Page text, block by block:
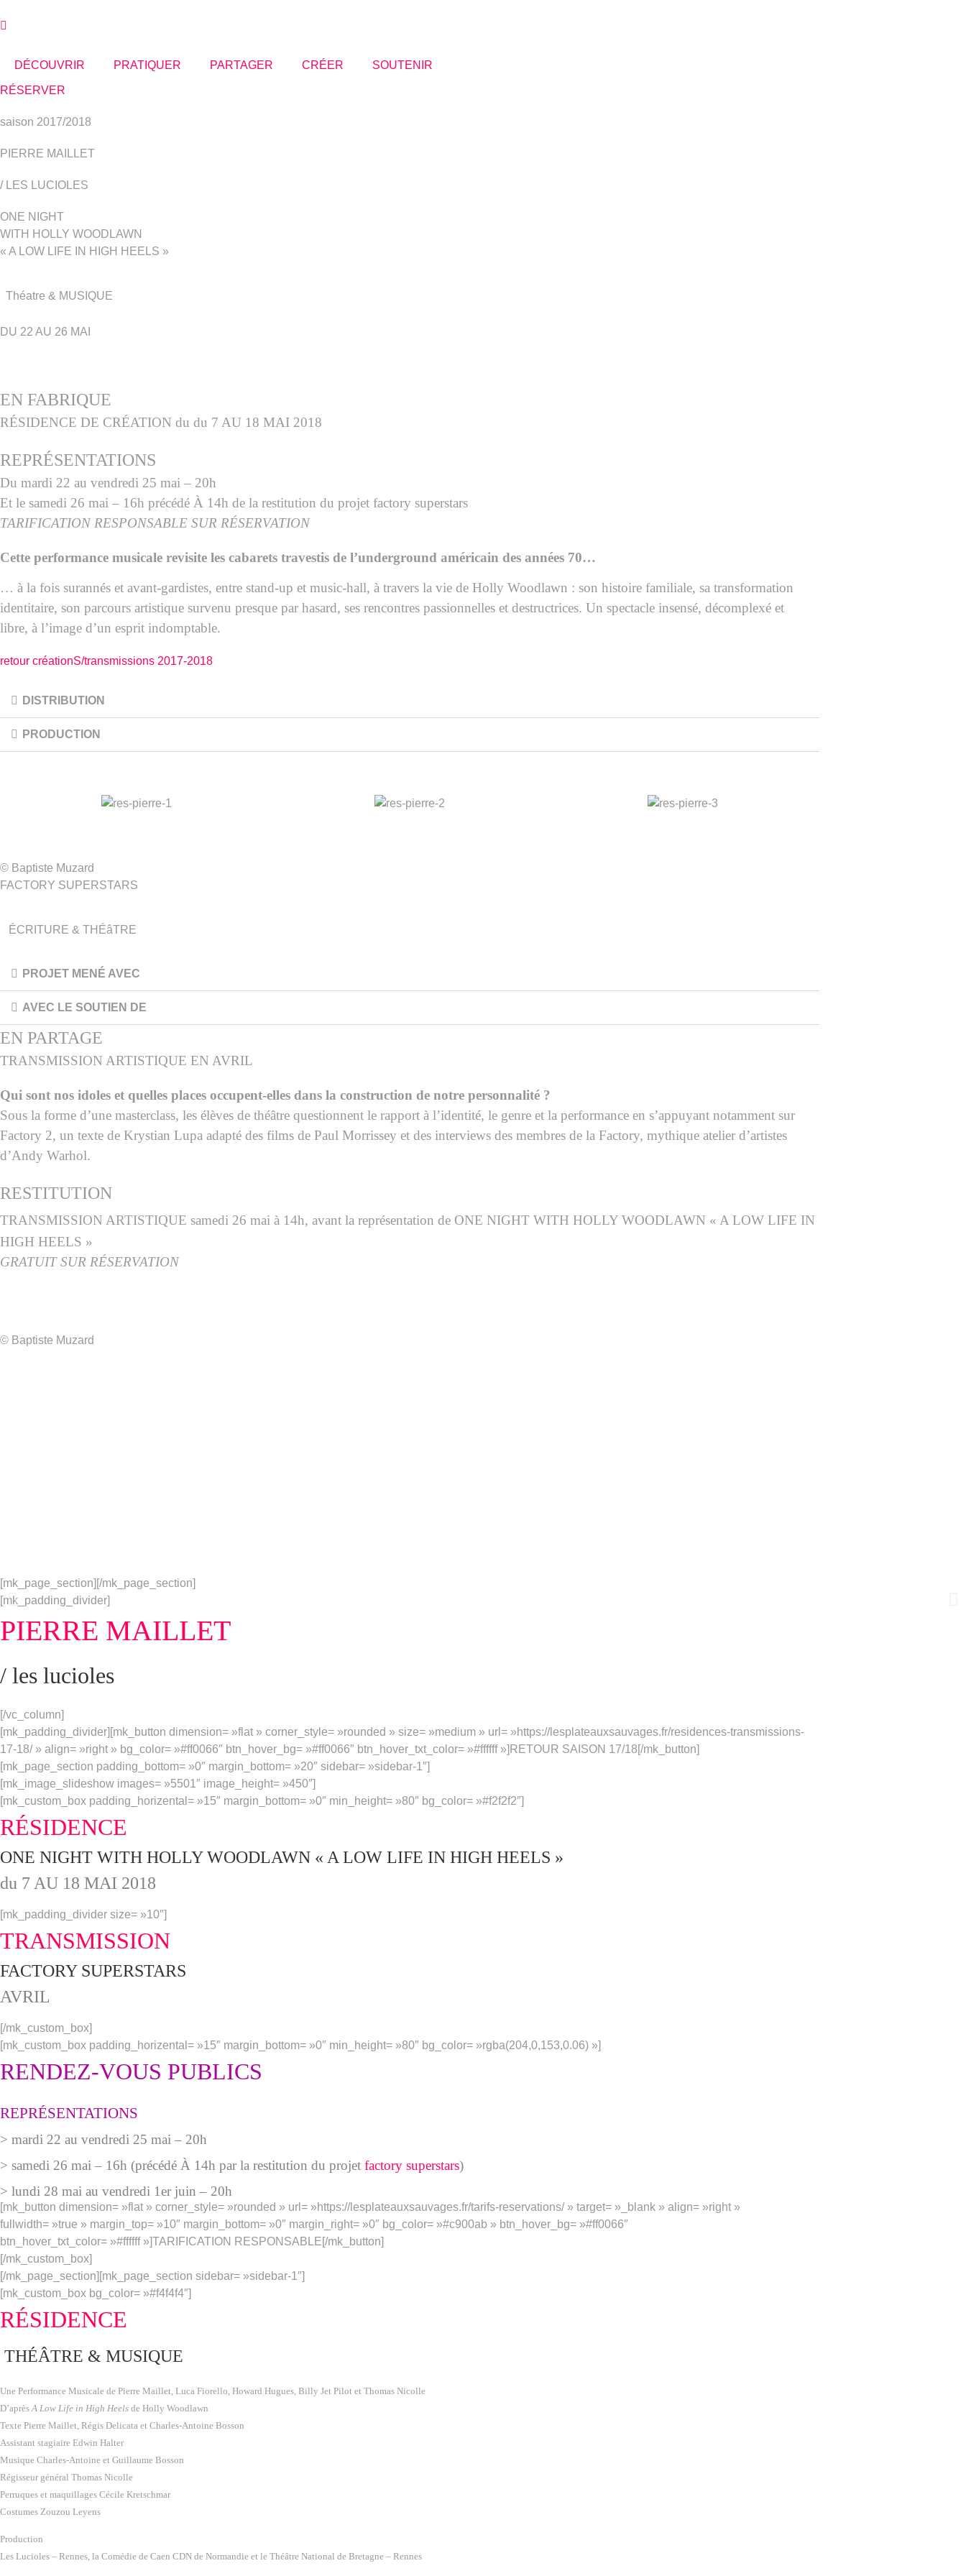
au
DÉCOUVRIR
PRATIQUER PARTAGER CRÉER SOUTENIR
RÉSERVER
saison 2017/2018
PIERRE MAILLET
/ LES LUCIOLES
ONE NIGHT
WITH HOLLY WOODLAWN
« A LOW LIFE IN HIGH HEELS »
Théatre & MUSIQUE
DU 22 AU 26 MAI
EN FABRIQUE
RÉSIDENCE DE CRÉATION du du 7 AU 18 MAI 2018
REPRÉSENTATIONS
Du mardi 22 au vendredi 25 mai – 20h
Et le samedi 26 mai – 16h précédé À 14h de la restitution du projet factory superstars
TARIFICATION RESPONSABLE SUR RÉSERVATION
Cette performance musicale revisite les cabarets travestis de l’underground américain des années 70…
… à la fois surannés et avant-gardistes, entre stand-up et music-hall, à travers la vie de Holly Woodlawn : son histoire familiale, sa transformation
identitaire, son parcours artistique survenu presque par hasard, ses rencontres passionnelles et destructrices. Un spectacle insensé, décomplexé et
libre, à l’image d’un esprit indomptable.
retour créationS/transmissions 2017-2018
DISTRIBUTION
PRODUCTION
© Baptiste Muzard
FACTORY SUPERSTARS
ÉCRITURE & THÉâTRE
PROJET MENÉ AVEC
AVEC LE SOUTIEN DE
EN PARTAGE
TRANSMISSION ARTISTIQUE EN AVRIL
Qui sont nos idoles et quelles places occupent-elles dans la construction de notre personnalité ?
Sous la forme d’une masterclass, les élèves de théâtre questionnent le rapport à l’identité, le genre et la performance en s’appuyant notamment sur
Factory 2, un texte de Krystian Lupa adapté des films de Paul Morrissey et des interviews des membres de la Factory, mythique atelier d’artistes
d’Andy Warhol.
RESTITUTION
TRANSMISSION ARTISTIQUE samedi 26 mai à 14h, avant la représentation de ONE NIGHT WITH HOLLY WOODLAWN « A LOW LIFE IN
HIGH HEELS »
GRATUITSUR RÉSERVATION
© Baptiste Muzard
[mk_page_section][/mk_page_section]
[mk_padding_divider]
PIERRE MAILLET
/ les lucioles
[/vc_column]
[mk_padding_divider][mk_button dimension= »flat » corner_style= »rounded » size= »medium » url= »https://lesplateauxsauvages.fr/residences-transmissions-
17-18/ » align= »right » bg_color= »#ff0066″ btn_hover_bg= »#ff0066″ btn_hover_txt_color= »#ffffff »]RETOUR SAISON 17/18[/mk_button]
[mk_page_section padding_bottom= »0″ margin_bottom= »20″ sidebar= »sidebar-1″]
[mk_image_slideshow images= »5501″ image_height= »450″]
[mk_custom_box padding_horizental= »15″ margin_bottom= »0″ min_height= »80″ bg_color= »#f2f2f2″]
RÉSIDENCE
ONE NIGHT WITH HOLLY WOODLAWN « A LOW LIFE IN HIGH HEELS »
du 7 AU 18 MAI 2018
[mk_padding_divider size= »10″]
TRANSMISSION
FACTORY SUPERSTARS
AVRIL
[/mk_custom_box]
[mk_custom_box padding_horizental= »15″ margin_bottom= »0″ min_height= »80″ bg_color= »rgba(204,0,153,0.06) »]
RENDEZ-VOUS PUBLICS
REPRÉSENTATIONS
> mardi 22 au vendredi 25 mai – 20h
> samedi 26 mai – 16h (précédé À 14h par la restitution du projet factory superstars)
> lundi 28 mai au vendredi 1er juin – 20h
[mk_button dimension= »flat » corner_style= »rounded » url= »https://lesplateauxsauvages.fr/tarifs-reservations/ » target= »_blank » align= »right »
fullwidth= »true » margin_top= »10″ margin_bottom= »0″ margin_right= »0″ bg_color= »#c900ab » btn_hover_bg= »#ff0066″
btn_hover_txt_color= »#ffffff »]TARIFICATION RESPONSABLE[/mk_button]
[/mk_custom_box]
[/mk_page_section][mk_page_section sidebar= »sidebar-1″]
[mk_custom_box bg_color= »#f4f4f4″]
RÉSIDENCE
THÉÂTRE & MUSIQUE
Une Performance Musicale de Pierre Maillet, Luca Fiorello, Howard Hugues, Billy Jet Pilot et Thomas Nicolle
D’après A Low Life in High Heels de Holly Woodlawn
Texte Pierre Maillet Régis Delicata et Charles-Antoine Bosson
Assistant stagiaire Edwin Halter
Musique Charles-Antoine et Guillaume Bosson
Régisseur général Thomas Nicolle
Perruques et maquillages Cécile Kretschmar
Costumes Zouzou Leyens
Production
Les Lucioles – Rennes, la Comédie de Caen CDN de Normandie et le Théâtre National de Bretagne – Rennes